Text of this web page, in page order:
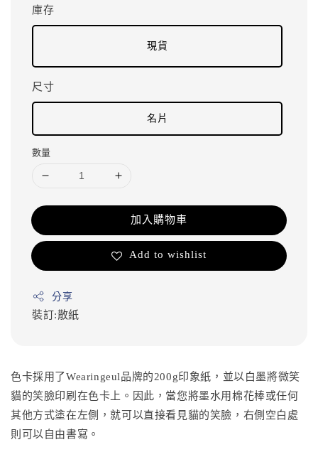
庫存
現貨
尺寸
名片
數量
加入購物車
Add to wishlist
分享
裝訂:散紙
色卡採用了Wearingeul品牌的200g印象紙，並以白墨將微笑
貓的笑臉印刷在色卡上。因此，當您將墨水用棉花棒或任何
其他方式塗在左側，就可以直接看見貓的笑臉，右側空白處
則可以自由書寫。